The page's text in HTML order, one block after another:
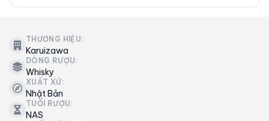
THƯƠNG HIỆU:
Karuizawa
DÒNG RƯỢU:
Whisky
XUẤT XỨ:
Nhật Bản
TUỔI RƯỢU:
NAS